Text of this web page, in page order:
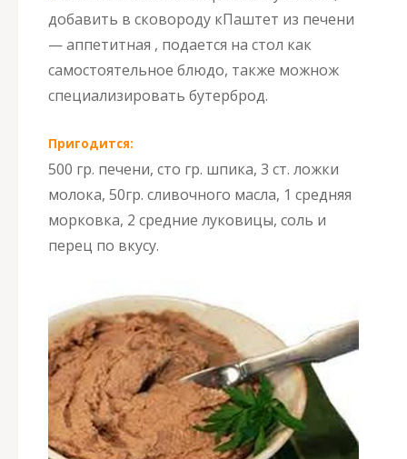
добавить в сковороду кПаштет из печени
— аппетитная , подается на стол как
самостоятельное блюдо, также можнож
специализировать бутерброд.
Пригодится:
500 гр. печени, сто гр. шпика, 3 ст. ложки
молока, 50гр. сливочного масла, 1 средняя
морковка, 2 средние луковицы, соль и
перец по вкусу.